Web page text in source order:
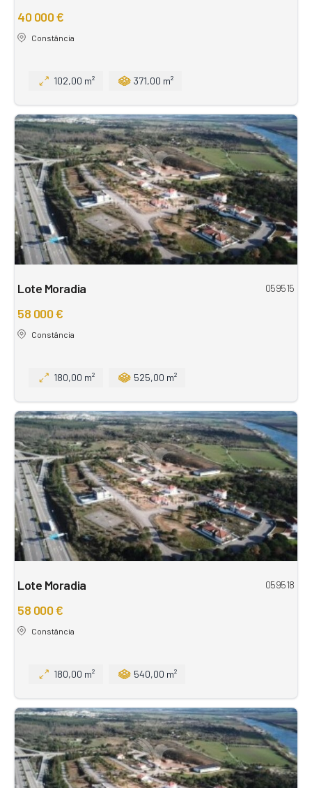
40 000 €
Constância
102,00 m² 371,00 m²
Lote Moradia 059515
58 000 €
Constância
180,00 m² 525,00 m²
Lote Moradia 059518
58 000 €
Constância
180,00 m² 540,00 m²